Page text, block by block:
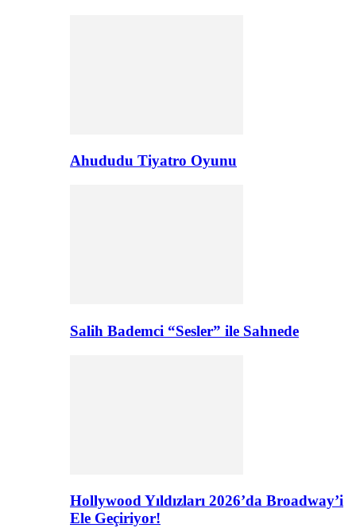
Ahududu Tiyatro Oyunu
Salih Bademci “Sesler” ile Sahnede
Hollywood Yıldızları 2026’da Broadway’i
Ele Geçiriyor!